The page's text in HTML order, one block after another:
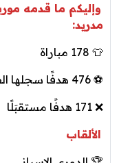
وإليكم ما قدمه
مدريد:
👕 178 مباراة
⚽️ 476 هدفًا سجلها الفريق
❌ 171 هدفًا مستقبَلًا
الألقاب